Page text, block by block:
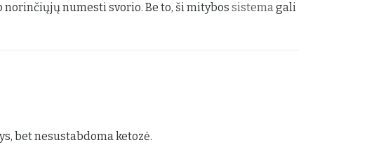
numesti svorio. Be to, ši mitybos sistemagali
bet nesustabdoma ketozė.